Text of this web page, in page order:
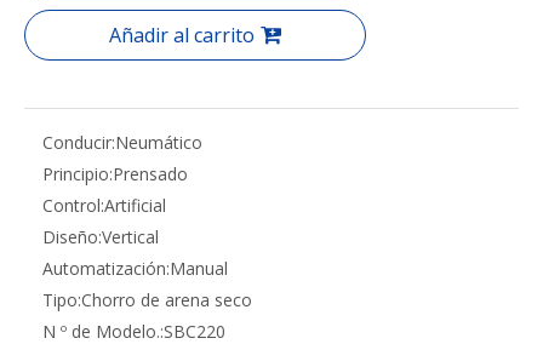
Añadir al carrito
Conducir:Neumático
Principio:Prensado
Control:Artificial
Diseño:Vertical
Automatización:Manual
Tipo:Chorro de arena seco
N º de Modelo.:SBC220